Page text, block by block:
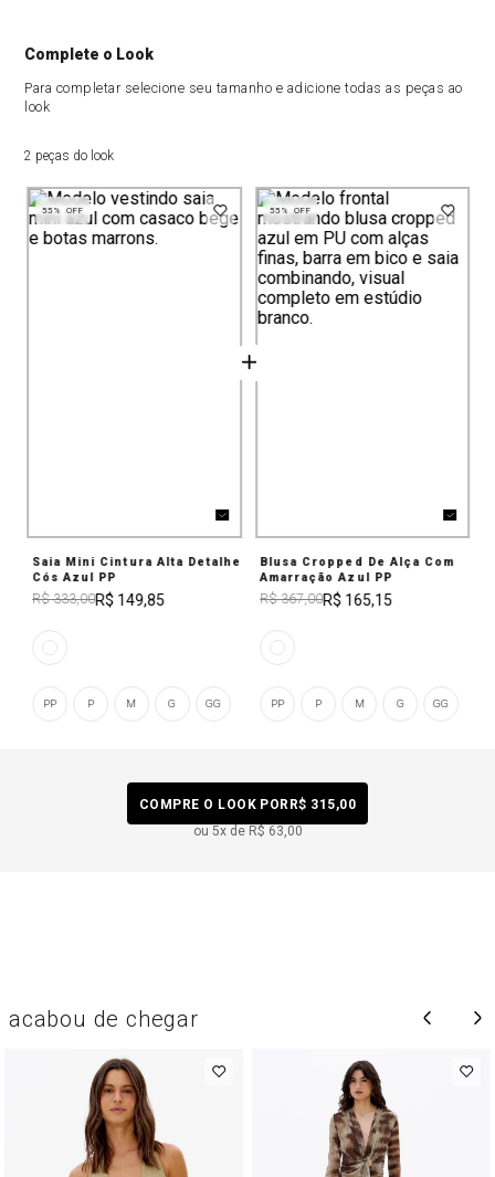
Complete o Look
Para completar selecione seu tamanho e adicione todas as peças ao
look
2 peças do look
55% OFF
Saia Mini Cintura Alta Detalhe
Cós Azul PP
R$ 333,00R$ 149,85
G GG
M
P
PP
55% OFF
Blusa Cropped De Alça Com
Amarração Azul PP
R$ 367,00R$ 165,15
G GG
M
P
PP
ou 5x de R$ 63,00
COMPRE O LOOK POR R$ 315,00
acabou de chegar